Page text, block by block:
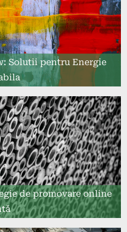
Solutii pentru Energie
de promovare online